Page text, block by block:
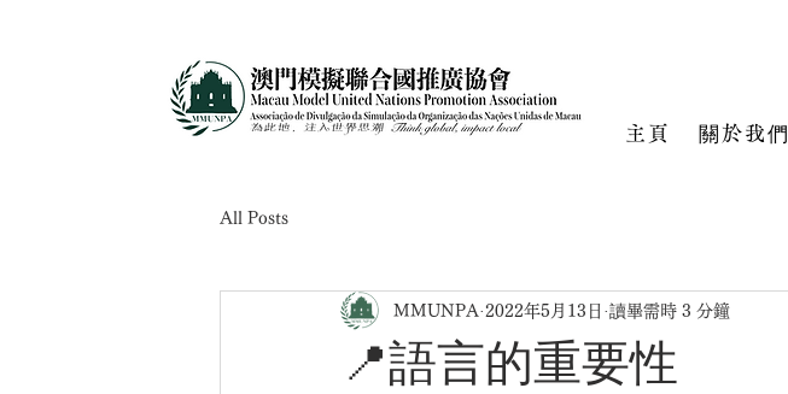
主頁 關於我們
All Posts
📍語言的重要性
MMUNPA 2022年5月13日 讀畢需時 3 分鐘